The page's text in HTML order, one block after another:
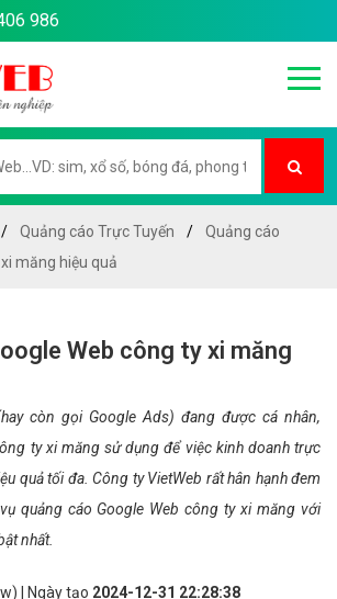
986
Quảng cáo Trực Tuyến
Quảng cáo
măng hiệu quả
Web công ty xi măng
còn gọi Google Ads) đang được cá nhân,
ty xi măng sử dụng để việc kinh doanh trực
quả tối đa. Công ty VietWeb rất hân hạnh đem
quảng cáo Google Web công ty xi măng với
nhất.
| Ngày tạo 2024-12-31 22:28:38